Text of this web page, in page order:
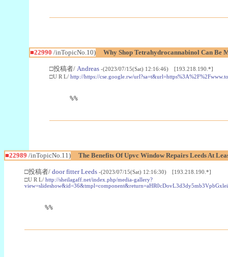
■22990 /inTopicNo.10) Why Shop Tetrahydrocannabinol Can Be
□投稿者/ Andreas -(2023/07/15(Sat) 12:16:46) [193.218.190.*]
□U R L/ http://https://cse.google.rw/
%%
■22989 /inTopicNo.11) The Benefits Of Upvc Window Repairs Leeds At
□投稿者/ door fitter Leeds -(2023/07/15(Sat) 12:16:30) [193.218.190.*]
□U R L/ http://sheilagaff.net/index.php/media-gallery?
%%